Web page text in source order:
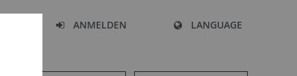
ANMELDEN LANGUAGE